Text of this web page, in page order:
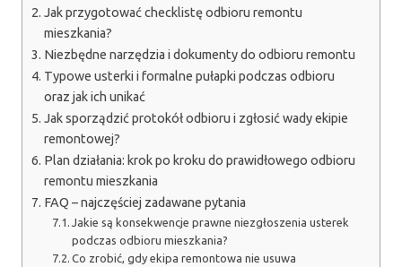
Jak przygotować checklistę odbioru remontu
mieszkania?
Niezbędne narzędzia i dokumenty do odbioru remontu
Typowe usterki i formalne pułapki podczas odbioru
oraz jak ich unikać
Jak sporządzić protokół odbioru i zgłosić wady ekipie
remontowej?
Plan działania: krok po kroku do prawidłowego odbioru
remontu mieszkania
FAQ – najczęściej zadawane pytania
Jakie są konsekwencje prawne niezgłoszenia usterek
podczas odbioru mieszkania?
Co zrobić, gdy ekipa remontowa nie usuwa